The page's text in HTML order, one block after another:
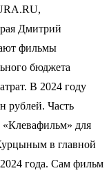
Дмитрий
фильмы
бюджета
В 2024 году
рублей. Часть
для
в главной
года. Сам фильм